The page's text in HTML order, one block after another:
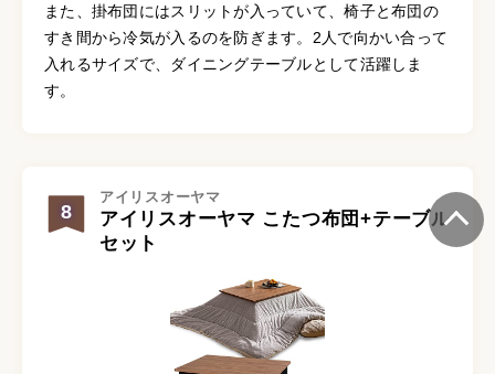
また、掛布団にはスリットが入っていて、椅子と布団の
すき間から冷気が入るのを防ぎます。2人で向かい合って
入れるサイズで、ダイニングテーブルとして活躍しま
す。
8
アイリスオーヤマ
アイリスオーヤマ こたつ布団+テーブル
セット